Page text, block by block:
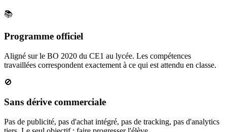
📚
Programme officiel
Aligné sur le BO 2020 du CE1 au lycée. Les compétences
travaillées correspondent exactement à ce qui est attendu en classe.
🚫
Sans dérive commerciale
Pas de publicité, pas d'achat intégré, pas de tracking, pas d'analytics